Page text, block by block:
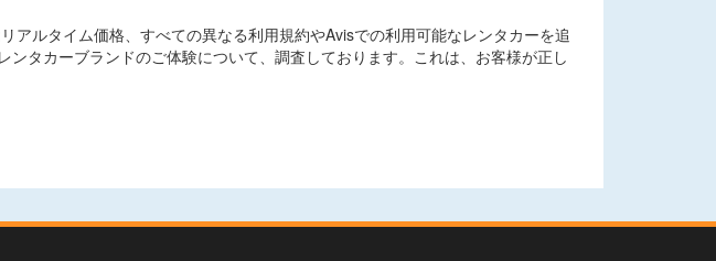
ルタイム価格、すべての異なる利用規約やAvisでの利用可能なレンタカーを追
タカーブランドのご体験について、調査しております。これは、お客様が正し